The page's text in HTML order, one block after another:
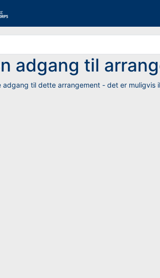
adgang til
adgang til dette arrangement - det er muligvis